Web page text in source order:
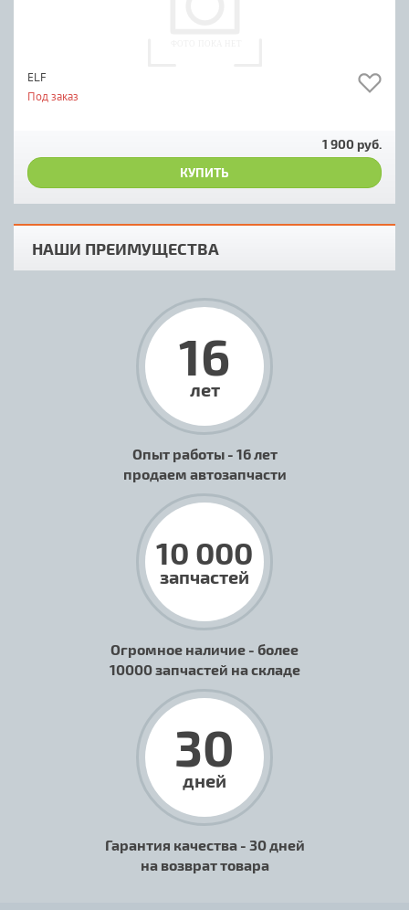
ELF
Под заказ
1 900 руб.
КУПИТЬ
НАШИ ПРЕИМУЩЕСТВА
16
лет
Опыт работы - 16 лет
продаем автозапчасти
10 000
запчастей
Огромное наличие - более
10000 запчастей на складе
30
дней
Гарантия качества - 30 дней
на возврат товара